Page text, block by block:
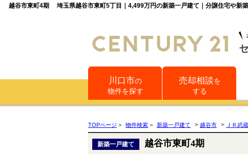
越谷市東町4期 埼玉県越谷市東町5丁目｜4,499万円の新築一戸建て｜分譲住宅や新
川口市の
物件を探す
売却相談を
する
TOPページ > 物件検索 > 新築一戸建て > 越谷市 > ＪＲ武
新築一戸建て 越谷市東町4期